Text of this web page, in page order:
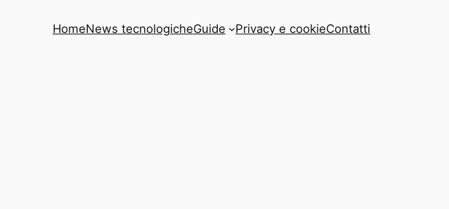
HomeNews tecnologicheGuide Privacy e cookieContatti